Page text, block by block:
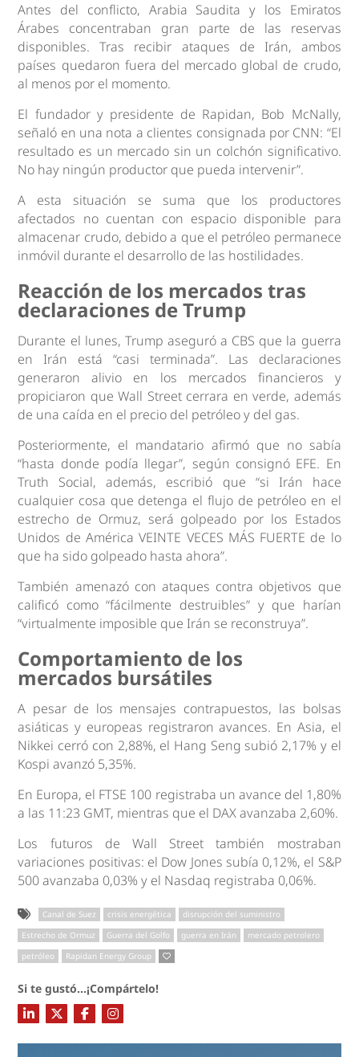
Antes del conflicto, Arabia Saudita y los Emiratos
Árabes concentraban gran parte de las reservas
disponibles. Tras recibir ataques de Irán, ambos
países quedaron fuera del mercado global de crudo,
al menos por el momento.
El fundador y presidente de Rapidan, Bob McNally,
señaló en una nota a clientes consignada por CNN: “El
resultado es un mercado sin un colchón significativo.
No hay ningún productor que pueda intervenir”.
A esta situación se suma que los productores
afectados no cuentan con espacio disponible para
almacenar crudo, debido a que el petróleo permanece
inmóvil durante el desarrollo de las hostilidades.
Reacción de los mercados tras
declaraciones de Trump
Durante el lunes, Trump aseguró a CBS que la guerra
en Irán está “casi terminada”. Las declaraciones
generaron alivio en los mercados financieros y
propiciaron que Wall Street cerrara en verde, además
de una caída en el precio del petróleo y del gas.
Posteriormente, el mandatario afirmó que no sabía
“hasta donde podía llegar”, según consignó EFE. En
Truth Social, además, escribió que “si Irán hace
cualquier cosa que detenga el flujo de petróleo en el
estrecho de Ormuz, será golpeado por los Estados
Unidos de América VEINTE VECES MÁS FUERTE de lo
que ha sido golpeado hasta ahora”.
También amenazó con ataques contra objetivos que
calificó como “fácilmente destruibles” y que harían
“virtualmente imposible que Irán se reconstruya”.
Comportamiento de los
mercados bursátiles
A pesar de los mensajes contrapuestos, las bolsas
asiáticas y europeas registraron avances. En Asia, el
Nikkei cerró con 2,88%, el Hang Seng subió 2,17% y el
Kospi avanzó 5,35%.
En Europa, el FTSE 100 registraba un avance del 1,80%
a las 11:23 GMT, mientras que el DAX avanzaba 2,60%.
Los futuros de Wall Street también mostraban
variaciones positivas: el Dow Jones subía 0,12%, el S&P
500 avanzaba 0,03% y el Nasdaq registraba 0,06%.
Canal de Suez crisis energética
disrupción del suministro
Estrecho de Ormuz
Guerra del Golfo guerra en Irán
mercado petrolero
petróleo
Rapidan Energy Group
Si te gustó...¡Compártelo!